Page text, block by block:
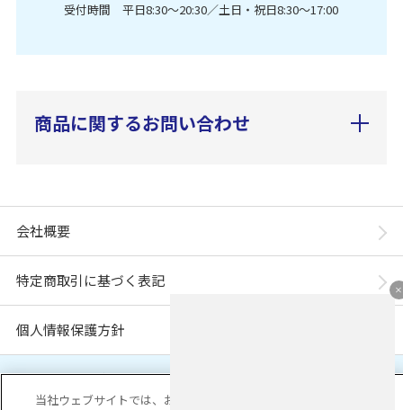
受付時間 平日8:30〜20:30／土日・祝日8:30〜17:00
商品に関するお問い合わせ
会社概要
特定商取引に基づく表記
個人情報保護方針
「ユニ・チャーム ダイレクトショップ」は、ユニ・チャーム株式会社が運営してい
ます。※当店に掲載されているコンテンツは、事前の許可が無い限り無断使用・複
当社ウェブサイトでは、お客様の利便性を向上するため、コ